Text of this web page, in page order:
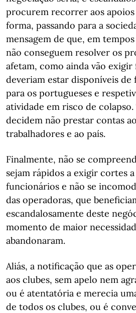
procurem recorrer aos apoios
forma, passando para a
mensagem de que, em
não conseguem resolver os
afetam, como ainda vão exigir
deveriam estar disponíveis de
para os portugueses e
atividade em risco de colapso.
decidem não prestar contas
trabalhadores e ao país.
Finalmente, não se
sejam rápidos a exigir cortes
funcionários e não se
das operadoras, que
escandalosamente deste
momento de maior
abandonaram.
Aliás, a notificação que as
aos clubes, sem apelo nem
ou é atentatória e merecia
de todos os clubes, ou é